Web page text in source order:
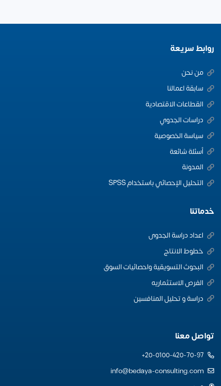
روابط سريعة
من نحن
سابقة اعمالنا
القطاعات الاقتصادية
دراسات الجدوي
سياسة الخصوصية
أسئلة شائعة
المدونة
التحليل الإحصائي باستخدام SPSS
خدماتنا
اعداد دراسة الجدوى
خطوط الانتاج
البحوث التسويقية واحصائيات السوق
الفرص الاستثماريه
دراسة و تحليل المنافسين
تواصل معنا
20-0100-420-70-97+
info@bedaya-consulting.com